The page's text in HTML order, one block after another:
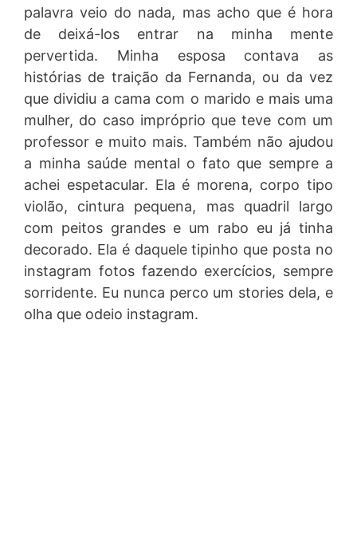
palavra veio do nada, mas acho que é hora
de deixá-los entrar na minha mente
pervertida. Minha esposa contava as
histórias de traição da Fernanda, ou da vez
que dividiu a cama com o marido e mais uma
mulher, do caso impróprio que teve com um
professor e muito mais. Também não ajudou
a minha saúde mental o fato que sempre a
achei espetacular. Ela é morena, corpo tipo
violão, cintura pequena, mas quadril largo
com peitos grandes e um rabo eu já tinha
decorado. Ela é daquele tipinho que posta no
instagram fotos fazendo exercícios, sempre
sorridente. Eu nunca perco um stories dela, e
olha que odeio instagram.